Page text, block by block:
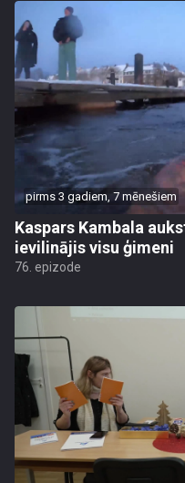
pirms 3 gadiem, 7 mēnešiem
Kaspars Kambala
ievilinājis visu ģimeni
76. epizode